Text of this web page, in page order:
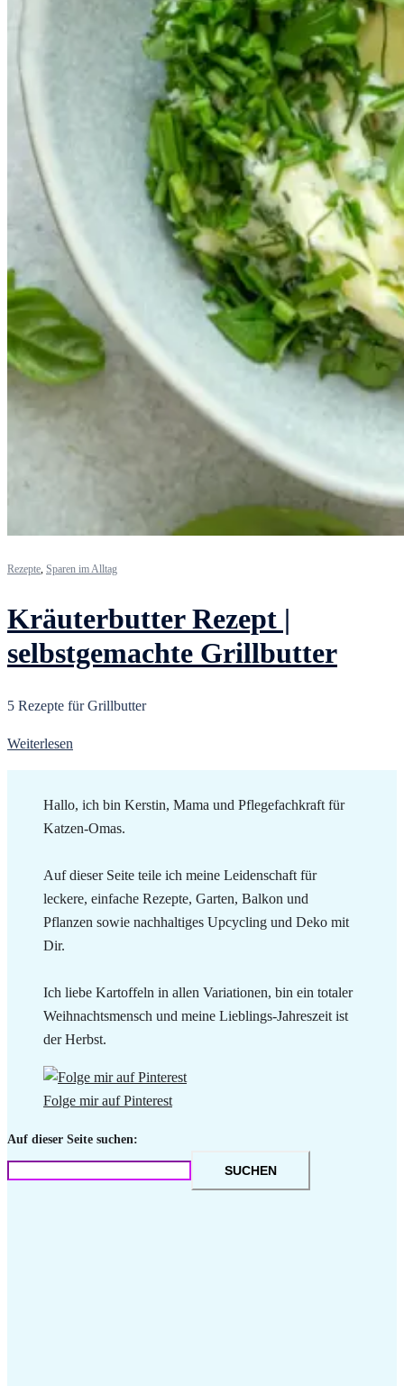
Rezepte, Sparen im Alltag
Kräuterbutter Rezept |
selbstgemachte Grillbutter
5 Rezepte für Grillbutter
Weiterlesen
Hallo, ich bin Kerstin, Mama und Pflegefachkraft für
Katzen-Omas.
Auf dieser Seite teile ich meine Leidenschaft für
leckere, einfache Rezepte, Garten, Balkon und
Pflanzen sowie nachhaltiges Upcycling und Deko mit
Dir.
Ich liebe Kartoffeln in allen Variationen, bin ein totaler
Weihnachtsmensch und meine Lieblings-Jahreszeit ist
der Herbst.
Folge mir auf Pinterest
Auf dieser Seite suchen:
SUCHEN